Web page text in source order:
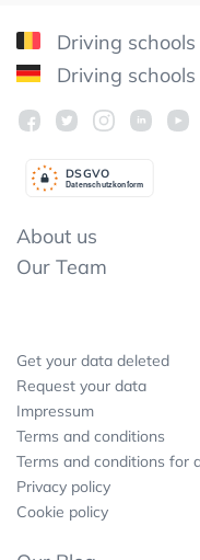
Driving
Driving
Datenschutzkonform
DSGVO
About us
Our Team
Get your data deleted
Request your data
Impressum
Terms and conditions
Terms and conditions for
Privacy policy
Cookie policy